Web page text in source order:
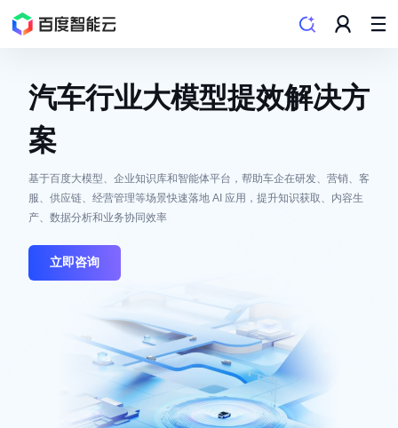
汽车行业大模型提效解决方
案
基于百度大模型、企业知识库和智能体平台，帮助车企在研发、营销、客
服、供应链、经营管理等场景快速落地 AI 应用，提升知识获取、内容生
产、数据分析和业务协同效率
立即咨询